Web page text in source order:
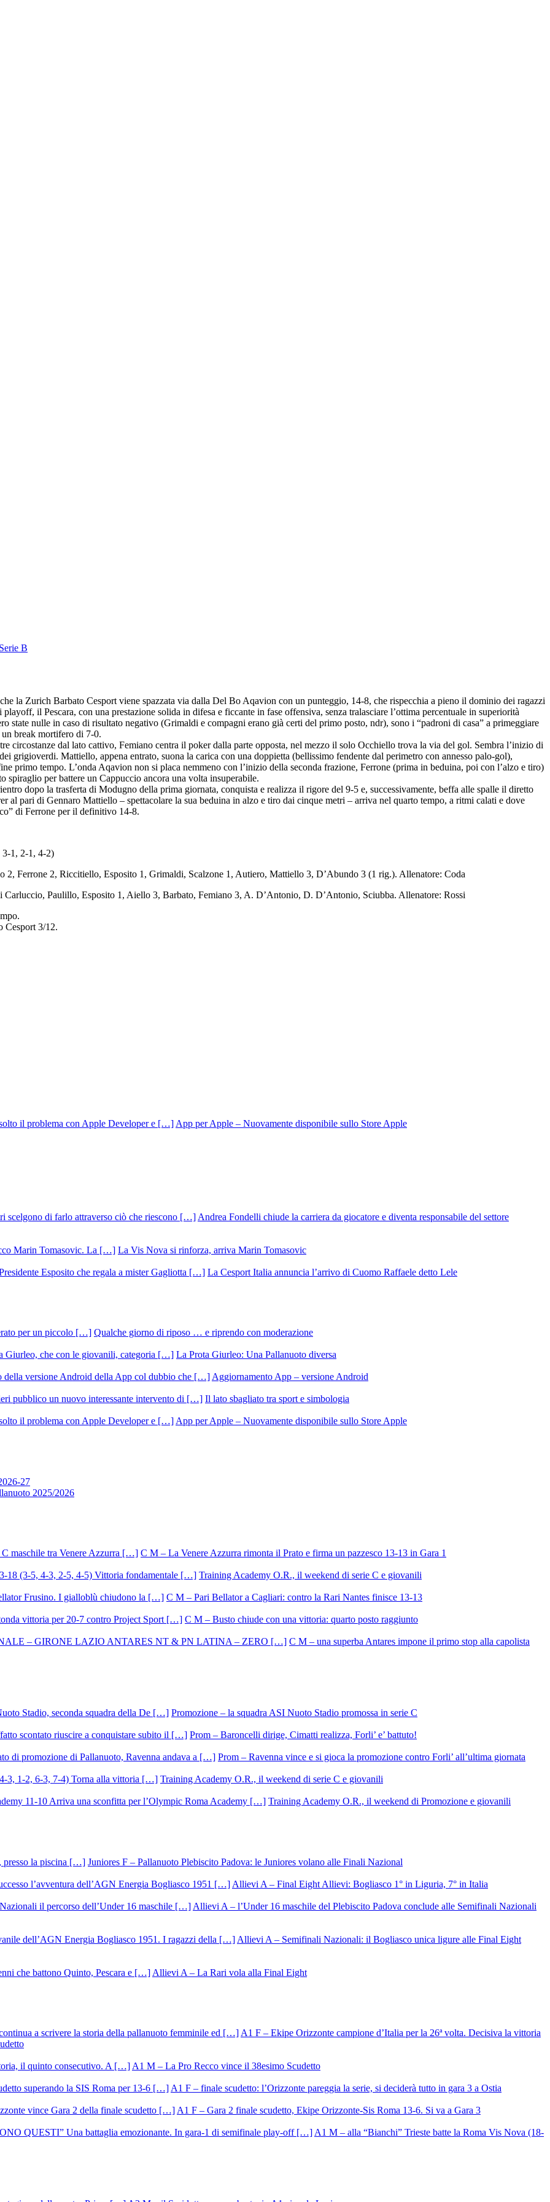
Serie B
la Zurich Barbato Cesport viene spazzata via dalla Del Bo Aqavion con un punteggio, 14-8, che rispecchia a pieno il dominio dei ragazzi
il Pescara, con una prestazione solida in difesa e ficcante in fase offensiva, senza tralasciare l’ottima percentuale in superiorità
state nulle in caso di risultato negativo (Grimaldi e compagni erano già certi del primo posto, ndr), sono i “padroni di casa” a primeggiare
break mortifero di 7-0.
dal lato cattivo, Femiano centra il poker dalla parte opposta, nel mezzo il solo Occhiello trova la via del gol. Sembra l’inizio di
grigioverdi. Mattiello, appena entrato, suona la carica con una doppietta (bellissimo fendente dal perimetro con annesso palo-gol),
primo tempo. L’onda Aqavion non si placa nemmeno con l’inizio della seconda frazione, Ferrone (prima in beduina, poi con l’alzo e tiro)
per battere un Cappuccio ancora una volta insuperabile.
dopo la trasferta di Modugno della prima giornata, conquista e realizza il rigore del 9-5 e, successivamente, beffa alle spalle il diretto
al pari di Gennaro Mattiello – spettacolare la sua beduina in alzo e tiro dai cinque metri – arriva nel quarto tempo, a ritmi calati e dove
di Ferrone per il definitivo 14-8.
3-1, 2-1, 4-2)
2, Ferrone 2, Riccitiello, Esposito 1, Grimaldi, Scalzone 1, Autiero, Mattiello 3, D’Abundo 3 (1 rig.). Allenatore: Coda
Paulillo, Esposito 1, Aiello 3, Barbato, Femiano 3, A. D’Antonio, D. D’Antonio, Sciubba. Allenatore: Rossi
Cesport 3/12.
App per Apple – Nuovamente disponibile sullo Store Apple
Andrea Fondelli chiude la carriera da giocatore e diventa responsabile del settore
La Vis Nova si rinforza, arriva Marin Tomasovic
La Cesport Italia annuncia l’arrivo di Cuomo Raffaele detto Lele
Qualche giorno di riposo … e riprendo con moderazione
La Prota Giurleo: Una Pallanuoto diversa
Aggiornamento App – versione Android
Il lato sbagliato tra sport e simbologia
App per Apple – Nuovamente disponibile sullo Store Apple
27
2025/2026
C M – La Venere Azzurra rimonta il Prato e firma un pazzesco 13-13 in Gara 1
Training Academy O.R., il weekend di serie C e giovanili
C M – Pari Bellator a Cagliari: contro la Rari Nantes finisce 13-13
C M – Busto chiude con una vittoria: quarto posto raggiunto
C M – una superba Antares impone il primo stop alla capolista
Promozione – la squadra ASI Nuoto Stadio promossa in serie C
Prom – Baroncelli dirige, Cimatti realizza, Forli’ e’ battuto!
Prom – Ravenna vince e si gioca la promozione contro Forli’ all’ultima giornata
Training Academy O.R., il weekend di serie C e giovanili
Training Academy O.R., il weekend di Promozione e giovanili
Juniores F – Pallanuoto Plebiscito Padova: le Juniores volano alle Finali Nazional
Allievi A – Final Eight Allievi: Bogliasco 1° in Liguria, 7° in Italia
Allievi A – l’Under 16 maschile del Plebiscito Padova conclude alle Semifinali Nazionali
Allievi A – Semifinali Nazionali: il Bogliasco unica ligure alle Final Eight
Allievi A – La Rari vola alla Final Eight
A1 F – Ekipe Orizzonte campione d’Italia per la 26ª volta. Decisiva la vittoria
A1 M – La Pro Recco vince il 38esimo Scudetto
A1 F – finale scudetto: l’Orizzonte pareggia la serie, si deciderà tutto in gara 3 a Ostia
A1 F – Gara 2 finale scudetto, Ekipe Orizzonte-Sis Roma 13-6. Si va a Gara 3
A1 M – alla “Bianchi” Trieste batte la Roma Vis Nova (18-